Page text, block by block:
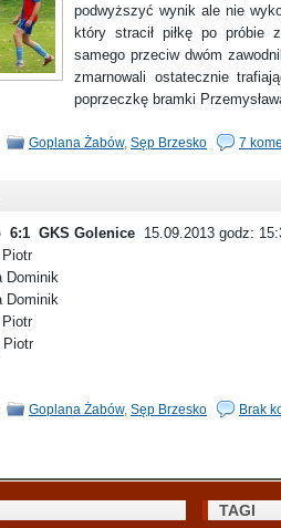
podwyższyć wynik ale nie
który stracił piłkę po próbie
samego przeciw dwóm
zmarnowali ostatecznie
poprzeczkę bramki
Goplana Żabów, Sęp Brzesko 7
6:1 GKS Golenice 15.09.2013 godz:
Dominik
Dominik
Piotr
Goplana Żabów, Sęp Brzesko Brak
TAGI